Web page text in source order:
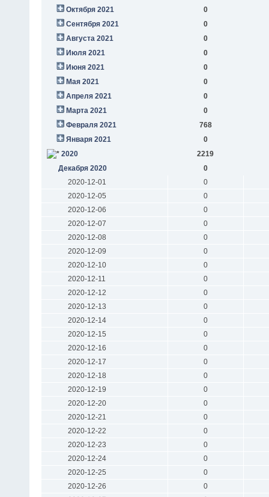
Октября 2021
0
Сентября 2021
0
Августа 2021
0
Июля 2021
0
Июня 2021
0
Мая 2021
0
Апреля 2021
0
Марта 2021
0
Февраля 2021
768
Января 2021
0
2020
2219
Декабря 2020
0
2020-12-01
0
2020-12-05
0
2020-12-06
0
2020-12-07
0
2020-12-08
0
2020-12-09
0
2020-12-10
0
2020-12-11
0
2020-12-12
0
2020-12-13
0
2020-12-14
0
2020-12-15
0
2020-12-16
0
2020-12-17
0
2020-12-18
0
2020-12-19
0
2020-12-20
0
2020-12-21
0
2020-12-22
0
2020-12-23
0
2020-12-24
0
2020-12-25
0
2020-12-26
0